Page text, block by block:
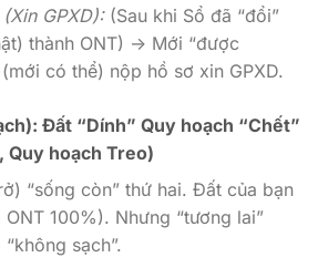
GPXD):(Sau khi Sổ đã “đổi”
thành ONT) -> Mới “được
(mới có thể) nộp hồ sơ xin GPXD.
Đất “Dính” Quy hoạch “Chết”
Quy hoạch Treo)
“sống còn” thứ hai. Đất của bạn
ONT 100%). Nhưng “tương lai”
sạch”.